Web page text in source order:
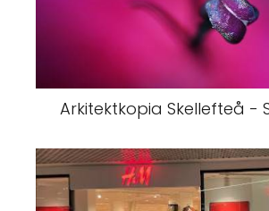
Arkitektkopia Skellefteå -